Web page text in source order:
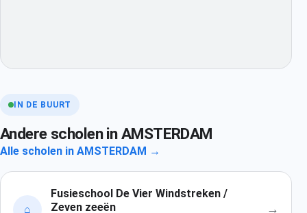
IN DE BUURT
Andere scholen in AMSTERDAM
Alle scholen in AMSTERDAM →
⌂
Fusieschool De Vier Windstreken /
Zeven zeeën
→